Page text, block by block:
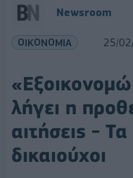
Newsroom
ΟΙΚΟΝΟΜΙΑ 25/
λήγει η
αιτήσεις - Τα
δικαιούχοι